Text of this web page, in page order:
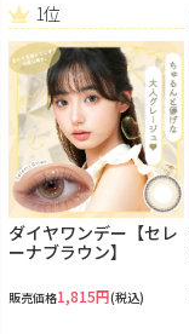
1位
ダイヤワンデー【セレ
ーナブラウン】
販売価格1,815円(税込)